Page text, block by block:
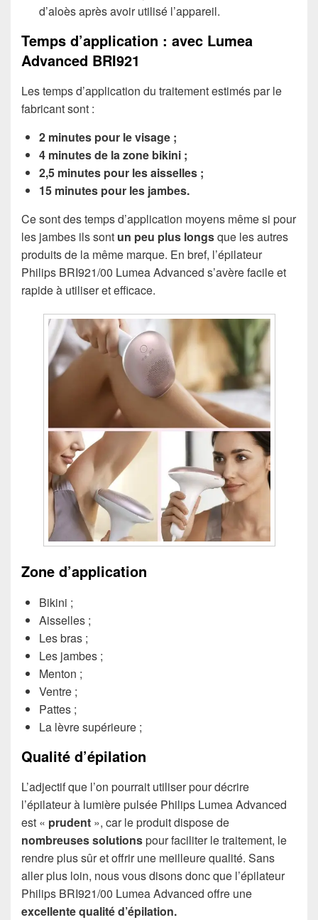
d’aloès après avoir utilisé l’appareil.
Temps d’application : avec Lumea
Advanced BRI921
Les temps d’application du traitement estimés par le
fabricant sont :
2 minutes pour le visage ;
4 minutes de la zone bikini ;
2,5 minutes pour les aisselles ;
15 minutes pour les jambes.
Ce sont des temps d’application moyens même si pour
les jambes ils sont un peu plus longsque les autres
produits de la même marque. En bref, l’épilateur
Philips BRI921/00 Lumea Advanced s’avère facile et
rapide à utiliser et efficace.
Zone d’application
Bikini ;
Aisselles ;
Les bras ;
Les jambes ;
Menton ;
Ventre ;
Pattes ;
La lèvre supérieure ;
Qualité d’épilation
L’adjectif que l’on pourrait utiliser pour décrire
l’épilateur à lumière pulsée Philips Lumea Advanced
est « prudent », car le produit dispose de
nombreuses solutionspour faciliter le traitement, le
rendre plus sûr et offrir une meilleure qualité. Sans
aller plus loin, nous vous disons donc que l’épilateur
Philips BRI921/00 Lumea Advanced offre une
excellente qualité d’épilation.